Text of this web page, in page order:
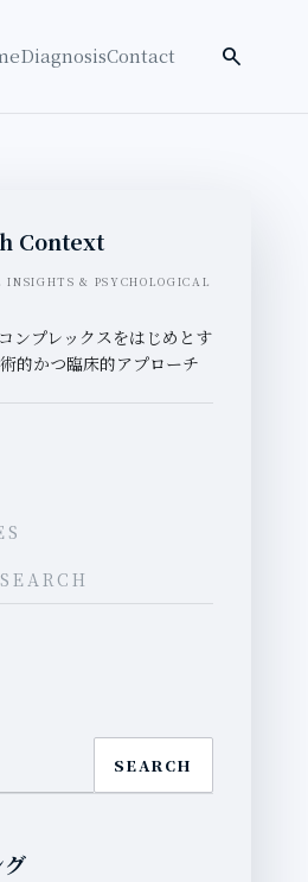
DiagnosisContact 検索を開く
search
Context
& PSYCHOLOGICAL
ンプレックスをはじめとす
的かつ臨床的アプローチ
SEARCH